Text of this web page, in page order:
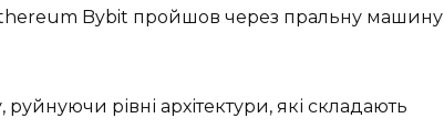
Bybit пройшов через пральну машину
рівні архітектури, які складають